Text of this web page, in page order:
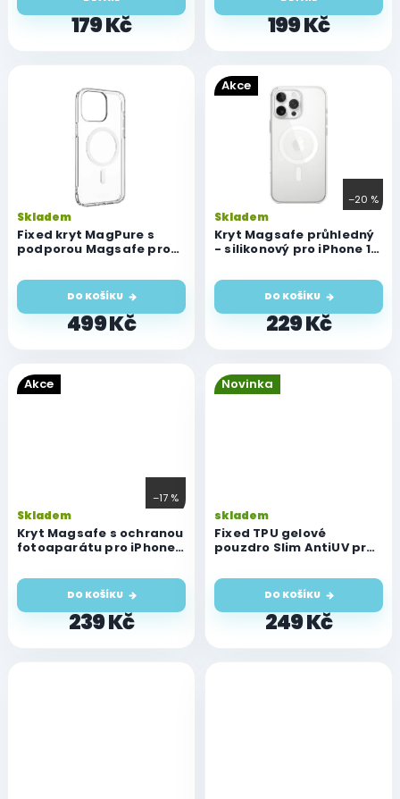
ů 179 Kč 199 Kč
Fixed kryt MagPure s
podporou Magsafe pro
Skladem
499 Kč
DO KOŠÍKU
Akce
–20 %
Kryt Magsafe průhledný
- silikonový pro iPhone 13
Skladem
229 Kč
DO KOŠÍKU
Akce
–17 %
Kryt Magsafe s ochranou
fotoaparátu pro iPhone
Skladem
239 Kč
DO KOŠÍKU
Novinka
Fixed TPU gelové
pouzdro Slim AntiUV pro
skladem
249 Kč
DO KOŠÍKU